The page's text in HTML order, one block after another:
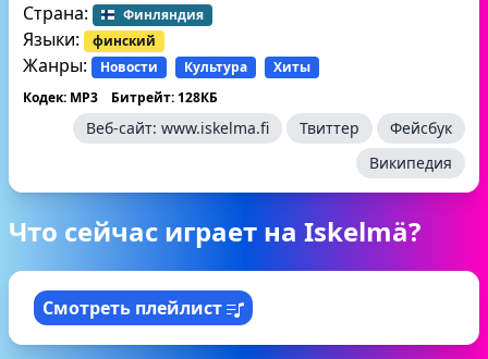
Страна:
Финляндия
Языки: финский
Жанры: Новости Культура
Хиты
Кодек: MP3
Битрейт: 128КБ
Веб-сайт: www.iskelma.fi Твиттер
Фейсбук
Википедия
Что сейчас играет на Iskelmä?
Смотреть плейлист